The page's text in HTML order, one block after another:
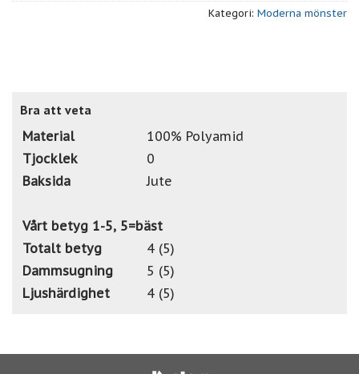
Kategori: Moderna mönster
Bra att veta
Material
100% Polyamid
Tjocklek
0
Baksida
Jute
Vårt betyg 1-5, 5=bäst
Totalt betyg
4 (5)
Dammsugning
5 (5)
Ljushärdighet
4 (5)